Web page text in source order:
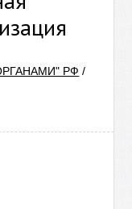
РФ /